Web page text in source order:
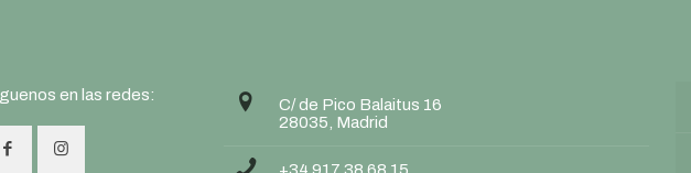
en las redes:
C/ de Pico Balaitus 16
28035, Madrid
+34 917 38 68 15